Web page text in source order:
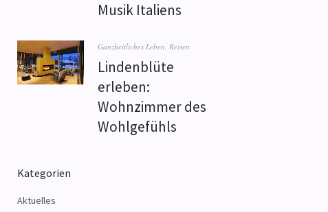
Musik Italiens
Ganzheitliches Leben, Reisen
Lindenblüte
erleben:
Wohnzimmer des
Wohlgefühls
Kategorien
Aktuelles